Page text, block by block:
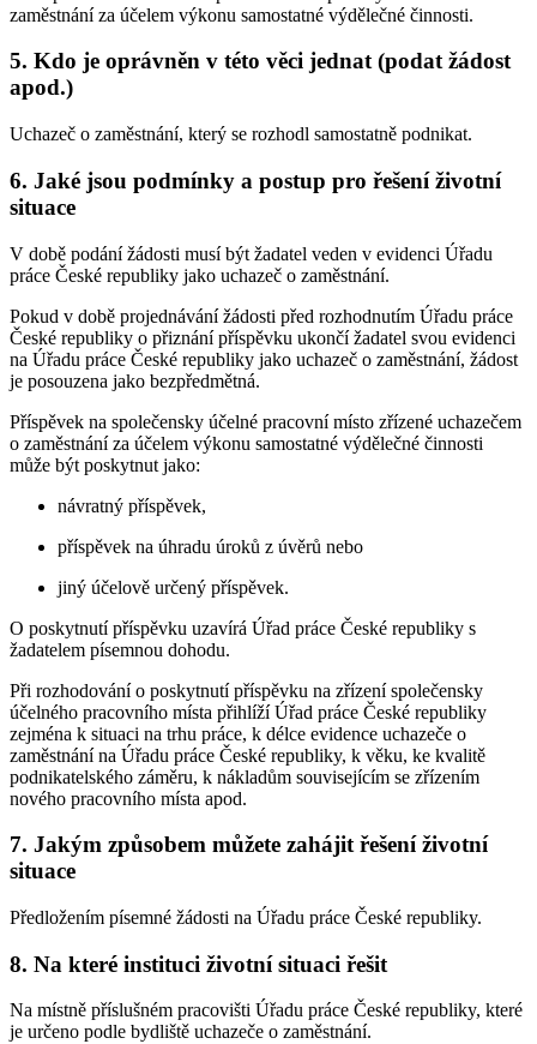
zaměstnání za účelem výkonu samostatné výdělečné činnosti.
5. Kdo je oprávněn v této věci jednat (podat žádost
apod.)
Uchazeč o zaměstnání, který se rozhodl samostatně podnikat.
6. Jaké jsou podmínky a postup pro řešení životní
situace
V době podání žádosti musí být žadatel veden v evidenci Úřadu
práce České republiky jako uchazeč o zaměstnání.
Pokud v době projednávání žádosti před rozhodnutím Úřadu práce
České republiky o přiznání příspěvku ukončí žadatel svou evidenci
na Úřadu práce České republiky jako uchazeč o zaměstnání, žádost
je posouzena jako bezpředmětná.
Příspěvek na společensky účelné pracovní místo zřízené uchazečem
o zaměstnání za účelem výkonu samostatné výdělečné činnosti
může být poskytnut jako:
návratný příspěvek,
příspěvek na úhradu úroků z úvěrů nebo
jiný účelově určený příspěvek.
O poskytnutí příspěvku uzavírá Úřad práce České republiky s
žadatelem písemnou dohodu.
Při rozhodování o poskytnutí příspěvku na zřízení společensky
účelného pracovního místa přihlíží Úřad práce České republiky
zejména k situaci na trhu práce, k délce evidence uchazeče o
zaměstnání na Úřadu práce České republiky, k věku, ke kvalitě
podnikatelského záměru, k nákladům souvisejícím se zřízením
nového pracovního místa apod.
7. Jakým způsobem můžete zahájit řešení životní
situace
Předložením písemné žádosti na Úřadu práce České republiky.
8. Na které instituci životní situaci řešit
Na místně příslušném pracovišti Úřadu práce České republiky, které
je určeno podle bydliště uchazeče o zaměstnání.